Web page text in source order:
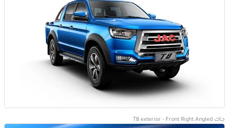
جاك T8 exterior - Front Right Angled